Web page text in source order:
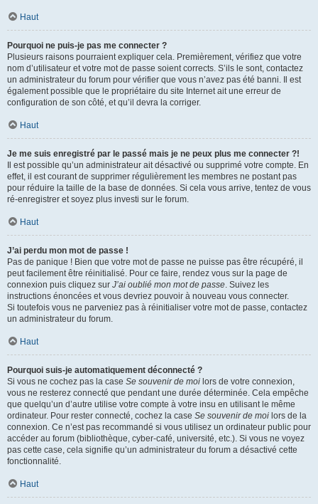
Haut
Pourquoi ne puis-je pas me connecter ?
Plusieurs raisons pourraient expliquer cela. Premièrement, vérifiez que votre
nom d’utilisateur et votre mot de passe soient corrects. S’ils le sont, contactez
un administrateur du forum pour vérifier que vous n’avez pas été banni. Il est
également possible que le propriétaire du site Internet ait une erreur de
configuration de son côté, et qu’il devra la corriger.
Haut
Je me suis enregistré par le passé mais je ne peux plus me connecter ?!
Il est possible qu’un administrateur ait désactivé ou supprimé votre compte. En
effet, il est courant de supprimer régulièrement les membres ne postant pas
pour réduire la taille de la base de données. Si cela vous arrive, tentez de vous
ré-enregistrer et soyez plus investi sur le forum.
Haut
J’ai perdu mon mot de passe !
Pas de panique ! Bien que votre mot de passe ne puisse pas être récupéré, il
peut facilement être réinitialisé. Pour ce faire, rendez vous sur la page de
connexion puis cliquez sur J’ai oublié mon mot de passe. Suivez les
instructions énoncées et vous devriez pouvoir à nouveau vous connecter.
Si toutefois vous ne parveniez pas à réinitialiser votre mot de passe, contactez
un administrateur du forum.
Haut
Pourquoi suis-je automatiquement déconnecté ?
Si vous ne cochez pas la case Se souvenir de moi lors de votre connexion,
vous ne resterez connecté que pendant une durée déterminée. Cela empêche
que quelqu’un d’autre utilise votre compte à votre insu en utilisant le même
ordinateur. Pour rester connecté, cochez la case Se souvenir de moi lors de la
connexion. Ce n’est pas recommandé si vous utilisez un ordinateur public pour
accéder au forum (bibliothèque, cyber-café, université, etc.). Si vous ne voyez
pas cette case, cela signifie qu’un administrateur du forum a désactivé cette
fonctionnalité.
Haut